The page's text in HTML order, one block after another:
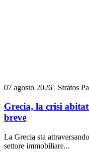
07 agosto 2026 | Stratos
Grecia, la crisi
breve
La Grecia sta
settore immobiliare...